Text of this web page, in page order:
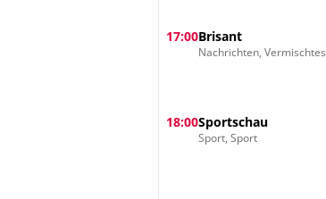
17:00Brisant
Nachrichten, Vermischtes
18:00Sportschau
Sport, Sport